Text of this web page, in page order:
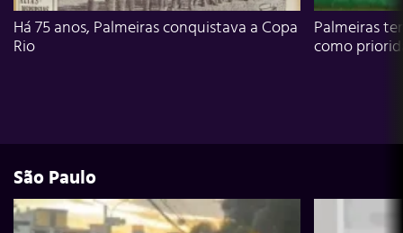
Há 75 anos, Palmeiras conquistava a Copa
Rio
Palmeiras
como
São Paulo